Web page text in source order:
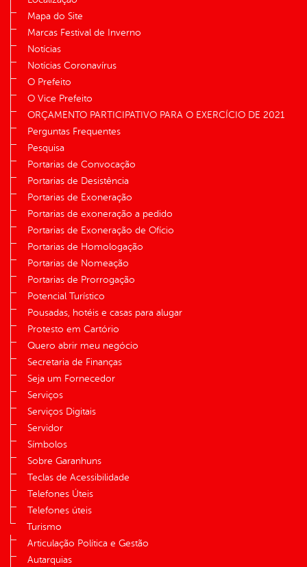
Mapa do Site
Marcas Festival de Inverno
Notícias
Notícias Coronavírus
O Prefeito
O Vice Prefeito
ORÇAMENTO PARTICIPATIVO PARA O EXERCÍCIO DE 2021
Perguntas Frequentes
Pesquisa
Portarias de Convocação
Portarias de Desistência
Portarias de Exoneração
Portarias de exoneração a pedido
Portarias de Exoneração de Ofício
Portarias de Homologação
Portarias de Nomeação
Portarias de Prorrogação
Potencial Turístico
Pousadas, hotéis e casas para alugar
Protesto em Cartório
Quero abrir meu negócio
Secretaria de Finanças
Seja um Fornecedor
Serviços
Serviços Digitais
Servidor
Símbolos
Sobre Garanhuns
Teclas de Acessibilidade
Telefones Úteis
Telefones úteis
Turismo
Articulação Política e Gestão
Autarquias